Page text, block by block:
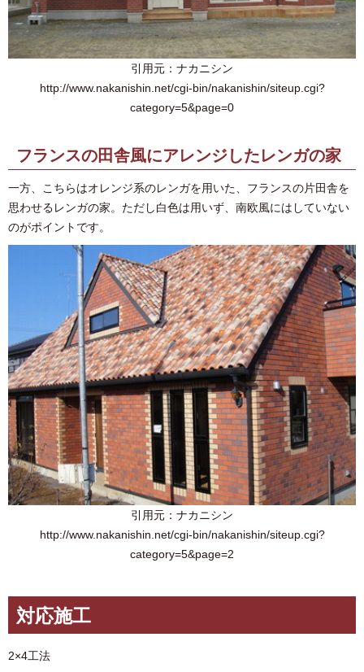
引用元：ナカニシン
http://www.nakanishin.net/cgi-bin/nakanishin/siteup.cgi?
category=5&page=0
フランスの田舎風にアレンジしたレンガの家
一方、こちらはオレンジ系のレンガを用いた、フランスの片田舎を
思わせるレンガの家。ただし白色は用いず、南欧風にはしていない
のがポイントです。
引用元：ナカニシン
http://www.nakanishin.net/cgi-bin/nakanishin/siteup.cgi?
category=5&page=2
対応施工
2×4工法